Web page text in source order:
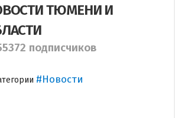
ТЮМЕНИ И
подписчиков
#Новости